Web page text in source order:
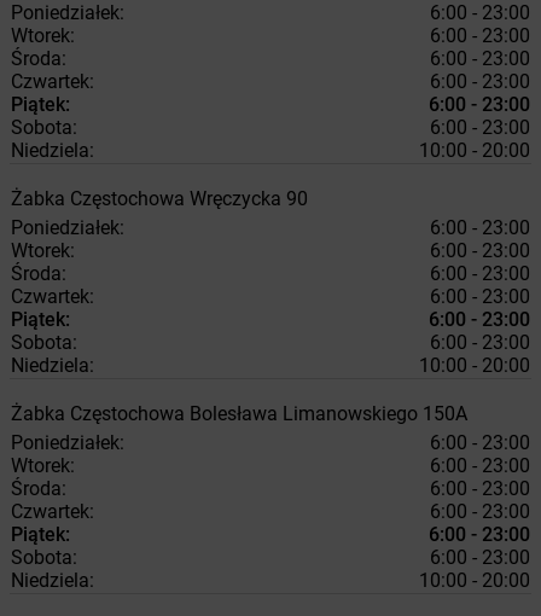
Poniedziałek:
6:00 - 23:00
Wtorek:
6:00 - 23:00
Środa:
6:00 - 23:00
Czwartek:
6:00 - 23:00
Piątek:
6:00 - 23:00
Sobota:
6:00 - 23:00
Niedziela:
10:00 - 20:00
Żabka Częstochowa Wręczycka 90
Poniedziałek:
6:00 - 23:00
Wtorek:
6:00 - 23:00
Środa:
6:00 - 23:00
Czwartek:
6:00 - 23:00
Piątek:
6:00 - 23:00
Sobota:
6:00 - 23:00
Niedziela:
10:00 - 20:00
Żabka Częstochowa Bolesława Limanowskiego 150A
Poniedziałek:
6:00 - 23:00
Wtorek:
6:00 - 23:00
Środa:
6:00 - 23:00
Czwartek:
6:00 - 23:00
Piątek:
6:00 - 23:00
Sobota:
6:00 - 23:00
Niedziela:
10:00 - 20:00